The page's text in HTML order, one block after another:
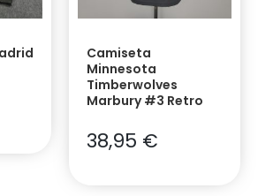
Camiseta
Minnesota
Timberwolves
Marbury #3 Retro
38,95 €